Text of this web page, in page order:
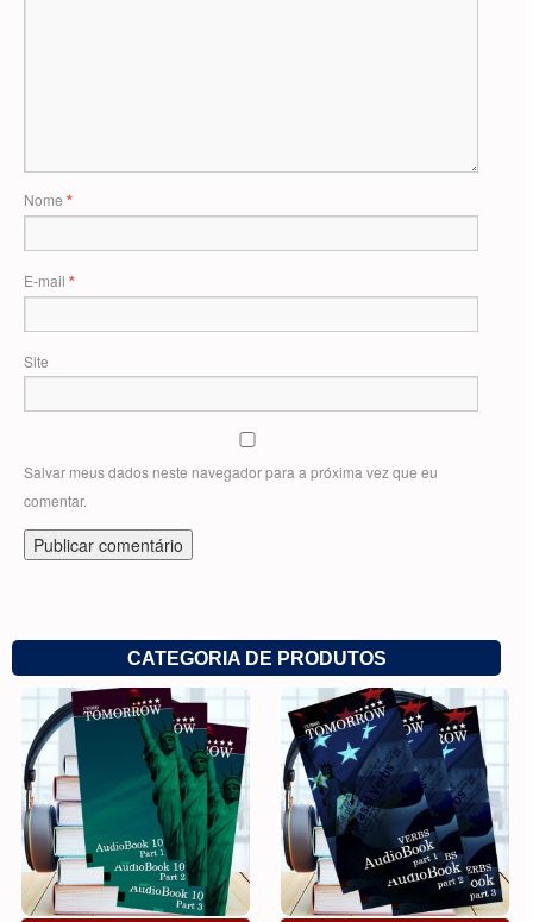
Nome *
E-mail *
Site
Salvar meus dados neste navegador para a próxima vez que eu
comentar.
CATEGORIA DE PRODUTOS